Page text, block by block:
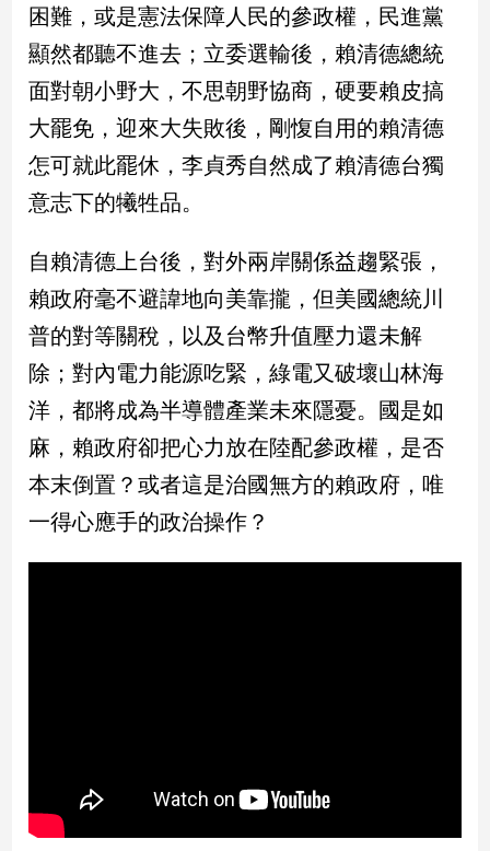
娛
樂
娛
樂
星
聞
行/
尚
追
星
生
活
建
室
命
理
困難，或是憲法保障人民的參政權，民進黨
顯然都聽不進去；立委選輸後，賴清德總統
面對朝小野大，不思朝野協商，硬要賴皮搞
大罷免，迎來大失敗後，剛愎自用的賴清德
怎可就此罷休，李貞秀自然成了賴清德台獨
意志下的犧牲品。
自賴清德上台後，對外兩岸關係益趨緊張，
賴政府毫不避諱地向美靠攏，但美國總統川
普的對等關稅，以及台幣升值壓力還未解
除；對內電力能源吃緊，綠電又破壞山林海
洋，都將成為半導體產業未來隱憂。國是如
麻，賴政府卻把心力放在陸配參政權，是否
本末倒置？或者這是治國無方的賴政府，唯
一得心應手的政治操作？